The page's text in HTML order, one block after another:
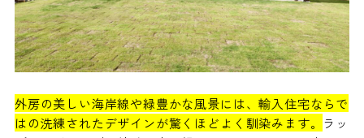
外房の美しい海岸線や緑豊かな風景には、輸入住宅ならで
はの洗練されたデザインが驚くほどよく馴染みます。 ラッ